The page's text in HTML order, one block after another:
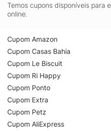
Temos cupons disponíveis para
online.
Cupom Amazon
Cupom Casas Bahia
Cupom Le Biscuit
Cupom Ri Happy
Cupom Ponto
Cupom Extra
Cupom Petz
Cupom AliExpress